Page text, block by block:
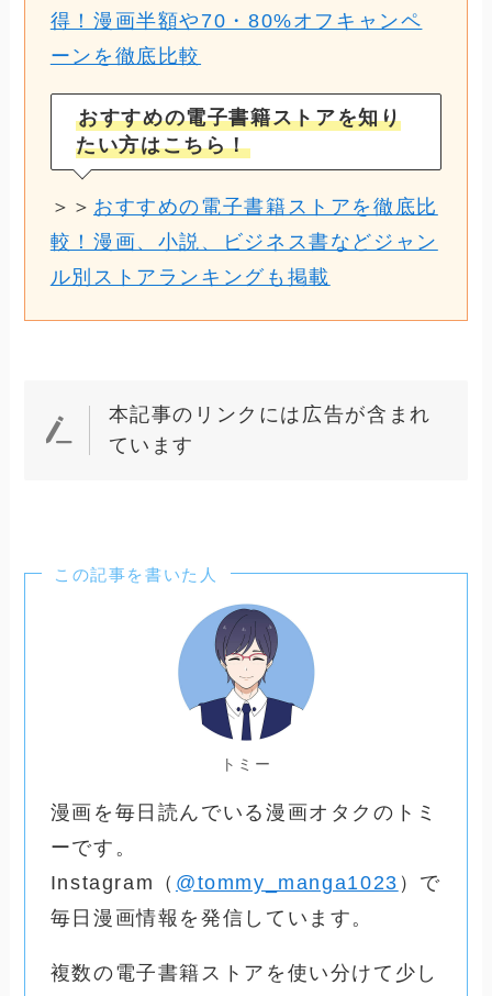
得！漫画半額や70・80%オフキャンペ
ーンを徹底比較
おすすめの電子書籍ストアを知り
たい方はこちら！
＞＞ おすすめの電子書籍ストアを徹底比
較！漫画、小説、ビジネス書などジャン
ル別ストアランキングも掲載
本記事のリンクには広告が含まれ
ています
この記事を書いた人
トミー
漫画を毎日読んでいる漫画オタクのトミ
ーです。
Instagram（ @tommy_manga1023 ）で
毎日漫画情報を発信しています。
複数の電子書籍ストアを使い分けて少し